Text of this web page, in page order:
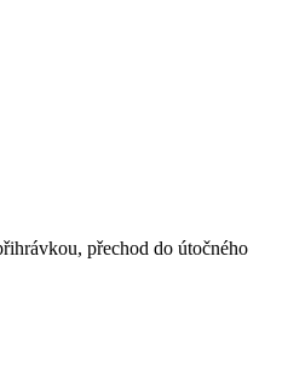
přechod do útočného